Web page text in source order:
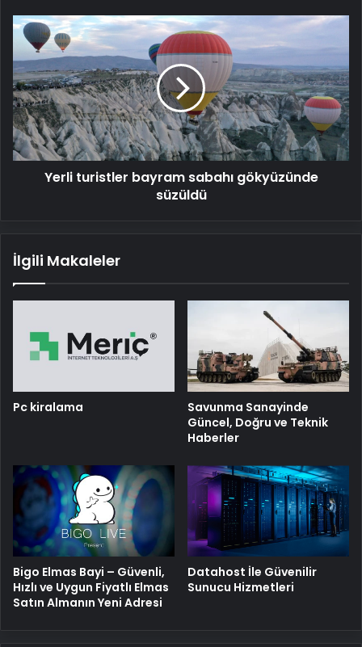
Yerli
turistler
bayram
sabahı
gökyüzünde
süzüldü
Yerli turistler bayram sabahı gökyüzünde
süzüldü
İlgili Makaleler
Pc kiralama
Savunma Sanayinde
Güncel, Doğru ve Teknik
Haberler
Bigo Elmas Bayi – Güvenli,
Hızlı ve Uygun Fiyatlı Elmas
Satın Almanın Yeni Adresi
Datahost İle Güvenilir
Sunucu Hizmetleri